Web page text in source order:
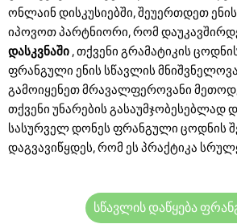
ონლაინ დისკუსიებში, შეუერთდეთ
იპოვოთ პარტნიორი, რომ
დასკვნაში , თქვენი გრამატიკის
ფრანგული ენის სწავლის
გამოიყენეთ მრავალფეროვანი
თქვენი უნარების გასაუმჯობესებლად
სასურველ დონეს ფრანგული ცოდნის
დაგვავიწყდეს, რომ ეს პრაქტიკა
სწავლის დაწყება